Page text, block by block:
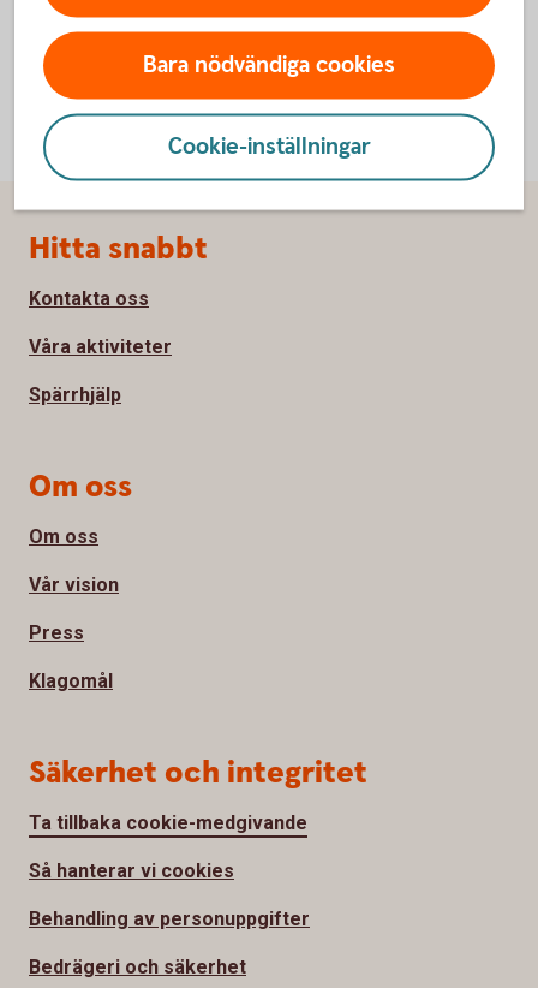
Bara nödvändiga cookies
Cookie-inställningar
Sidfot
Hitta snabbt
Kontakta oss
Våra aktiviteter
Spärrhjälp
Om oss
Om oss
Vår vision
Press
Klagomål
Säkerhet och integritet
Ta tillbaka cookie-medgivande
Så hanterar vi cookies
Behandling av personuppgifter
Bedrägeri och säkerhet